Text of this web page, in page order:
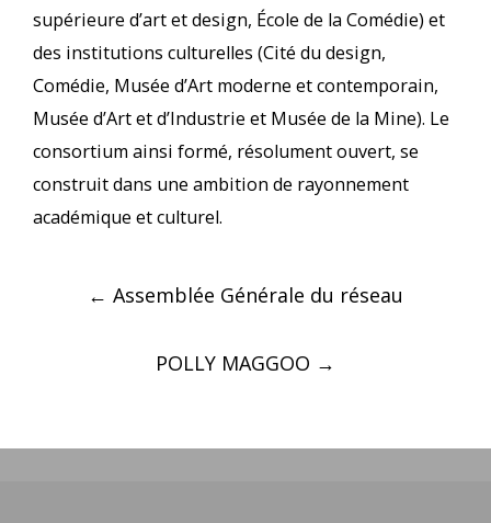
supérieure d’art et design, École de la Comédie) et
des institutions culturelles (Cité du design,
Comédie, Musée d’Art moderne et contemporain,
Musée d’Art et d’Industrie et Musée de la Mine). Le
consortium ainsi formé, résolument ouvert, se
construit dans une ambition de rayonnement
académique et culturel.
Navigation
articles
← Assemblée Générale du réseau
POLLY MAGGOO →